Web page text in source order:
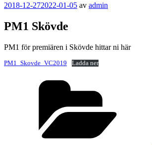
Publicerat
2018-12-272022-01-05 av admin
PM1 Skövde
PM1 för premiären i Skövde hittar ni här
PM1_Skovde_VC2019 Ladda ner